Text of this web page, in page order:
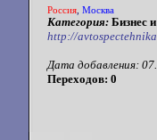
Роccия Москва
Категория: Бизнес
http://
Дата добавления:
Переходов: 0